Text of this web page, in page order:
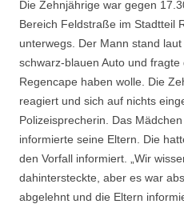
Die Zehnjährige war gegen
Bereich Feldstraße im Stadtteil
unterwegs. Der Mann stand
schwarz-blauen Auto und
Regencape haben wolle. Die
reagiert und sich auf nichts
Polizeisprecherin. Das
informierte seine Eltern. Die
den Vorfall informiert. „Wir
dahintersteckte, aber es war
abgelehnt und die Eltern